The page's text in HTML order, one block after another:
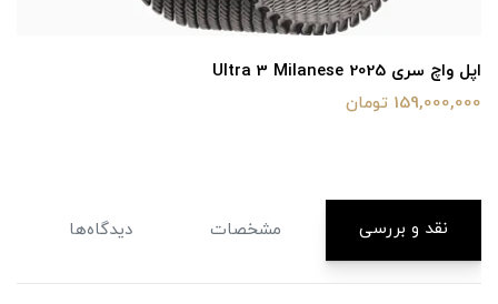
اپل واچ سری Ultra 3 Milanese 2025
159,000,000 تومان
نقد و بررسی مشخصات دیدگاه‌ها